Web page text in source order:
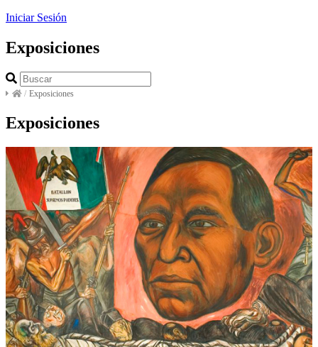
Iniciar Sesión
Exposiciones
/ Exposiciones
Exposiciones